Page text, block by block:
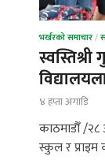
भर्खरको समाचार/
४ हप्ता अगाडि
काठमाडौँ /
स्कुल र